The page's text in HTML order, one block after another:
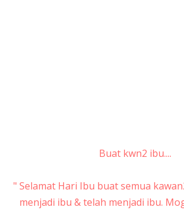
Buat kwn2 ibu....
" Selamat Hari Ibu buat semua
menjadi ibu & telah menjadi ibu.